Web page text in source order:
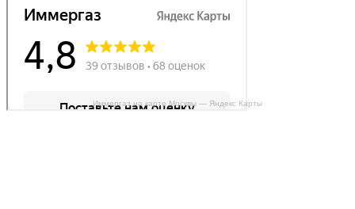
Иммергаз на карте Москвы — Яндекс Карты